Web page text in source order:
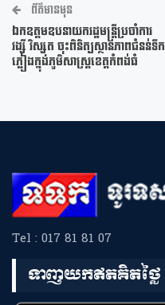
ព័ត៌មានមុន
ឯកឧត្តមឧបនាយករដ្ឋមន្រ្តីប្រចាំការ
វង្សី វិស្សុត ចុះពិនិត្យស្ថានភាពជំនន់ទឹក
ភ្លៀងក្នុងភូមិសាស្រ្តខេត្តកំពង់ធំ
Tel : 017 81 81 07
ទាញយកឥតគិតថ្លៃ